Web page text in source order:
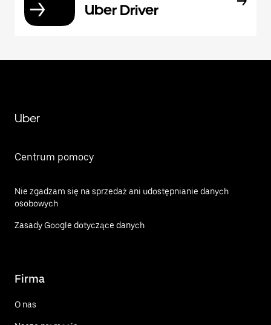
Uber Driver
Uber
Centrum pomocy
Nie zgadzam się na sprzedaż ani udostępnianie danych
osobowych
Zasady Google dotyczące danych
Firma
O nas